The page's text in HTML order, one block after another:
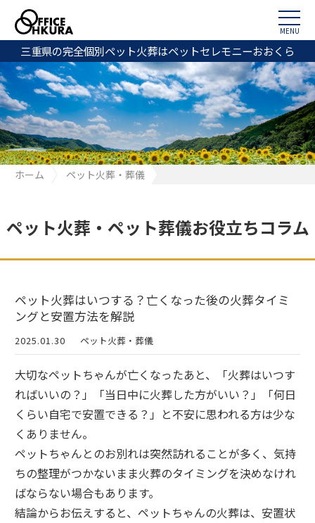
三重県の完全個別ペット火葬はペットセレモニーおおくら
MENU
ホーム
ペット火葬・葬儀
ペット火葬・ペット葬儀お役立ちコラム
ペット火葬はいつする？亡くなった後の火葬タイミ
ングと安置方法を解説
2025.01.30 ペット火葬・葬儀
大切なペットちゃんが亡くなったあと、「火葬はいつす
ればいいの？」「当日中に火葬した方がいい？」「何日
くらい自宅で安置できる？」と不安に思われる方は少な
くありません。
ペットちゃんとのお別れは突然訪れることが多く、気持
ちの整理がつかないまま火葬のタイミングを決めなけれ
ばならない場合もあります。
結論からお伝えすると、ペットちゃんの火葬は、安置状